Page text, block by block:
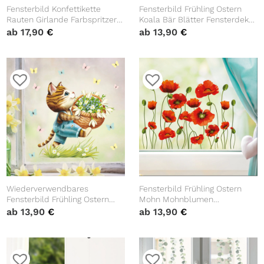
Fensterbild Konfettikette
Rauten Girlande Farbspritzer
bunte Vierecke
Karneval Geburtstag
ab17,90€
Fensterbild Frühling Ostern
Koala Bär Blätter Fensterdeko
Kinderzimmer Kind
ab 13,90 €
Wiederverwendbares
Fensterbild Frühling Ostern
Katze mit Blumen im Korb
Frühlingsdeko
ab13,90€
Fensterbild Frühling Ostern
Mohn Mohnblumen
Blumenwiese Fensterdeko
ab 13,90 €